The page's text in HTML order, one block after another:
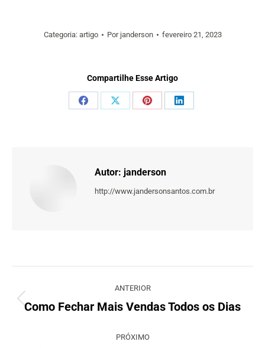
Categoria: artigo Por janderson fevereiro 21, 2023
Compartilhe Esse Artigo
Share
Share
Share
Share
Autor: janderson
http://www.jandersonsantos.com.br
de
post:
ANTERIOR
Post
Como Fechar Mais Vendas Todos os Dias
PRÓXIMO